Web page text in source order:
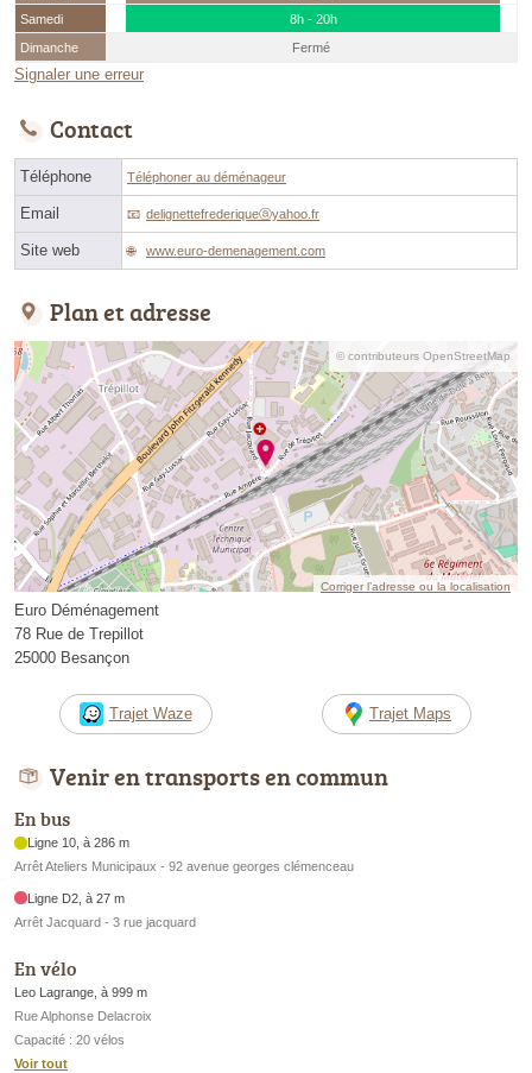
Samedi
8h - 20h
Dimanche
Fermé
Signaler une erreur
Contact
Téléphone Téléphoner au déménageur
Email delignettefrederiqueⓐyahoo.fr
Site web www.euro-demenagement.com
Plan et adresse
© contributeurs OpenStreetMap
Corriger l’adresse ou la localisation
Euro Déménagement
78 Rue de Trepillot
25000 Besançon
Trajet Waze Trajet Maps
Venir en transports en commun
En bus
Ligne 10, à 286 m
Arrêt Ateliers Municipaux - 92 avenue georges clémenceau
Ligne D2, à 27 m
Arrêt Jacquard - 3 rue jacquard
En vélo
Leo Lagrange, à 999 m
Rue Alphonse Delacroix
Capacité : 20 vélos
Voir tout